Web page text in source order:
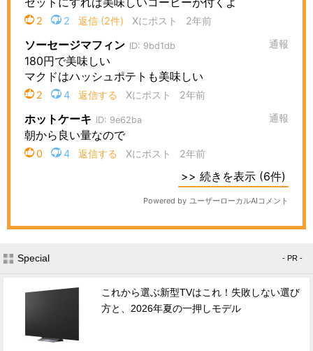
Special - PR -
これから選ぶ新型TVはこれ！失敗しない選び
方と、2026年夏の一押しモデル